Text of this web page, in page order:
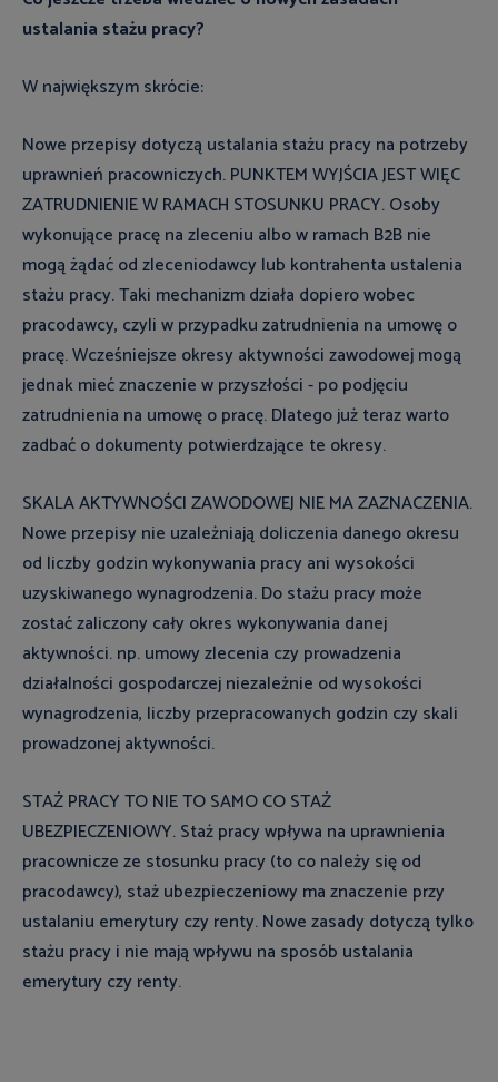
ustalania stażu pracy?
W największym skrócie:
Nowe przepisy dotyczą ustalania stażu pracy na potrzeby
uprawnień pracowniczych. PUNKTEM WYJŚCIA JEST WIĘC
ZATRUDNIENIE W RAMACH STOSUNKU PRACY. Osoby
wykonujące pracę na zleceniu albo w ramach B2B nie
mogą żądać od zleceniodawcy lub kontrahenta ustalenia
stażu pracy. Taki mechanizm działa dopiero wobec
pracodawcy, czyli w przypadku zatrudnienia na umowę o
pracę. Wcześniejsze okresy aktywności zawodowej mogą
jednak mieć znaczenie w przyszłości - po podjęciu
zatrudnienia na umowę o pracę. Dlatego już teraz warto
zadbać o dokumenty potwierdzające te okresy.
SKALA AKTYWNOŚCI ZAWODOWEJ NIE MA ZAZNACZENIA.
Nowe przepisy nie uzależniają doliczenia danego okresu
od liczby godzin wykonywania pracy ani wysokości
uzyskiwanego wynagrodzenia. Do stażu pracy może
zostać zaliczony cały okres wykonywania danej
aktywności. np. umowy zlecenia czy prowadzenia
działalności gospodarczej niezależnie od wysokości
wynagrodzenia, liczby przepracowanych godzin czy skali
prowadzonej aktywności.
STAŻ PRACY TO NIE TO SAMO CO STAŻ
UBEZPIECZENIOWY. Staż pracy wpływa na uprawnienia
pracownicze ze stosunku pracy (to co należy się od
pracodawcy), staż ubezpieczeniowy ma znaczenie przy
ustalaniu emerytury czy renty. Nowe zasady dotyczą tylko
stażu pracy i nie mają wpływu na sposób ustalania
emerytury czy renty.